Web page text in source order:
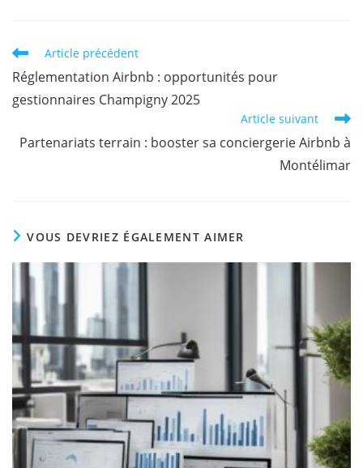
Article précédent
Réglementation Airbnb : opportunités pour
gestionnaires Champigny 2025
Article suivant
Partenariats terrain : booster sa conciergerie Airbnb à
Montélimar
VOUS DEVRIEZ ÉGALEMENT AIMER